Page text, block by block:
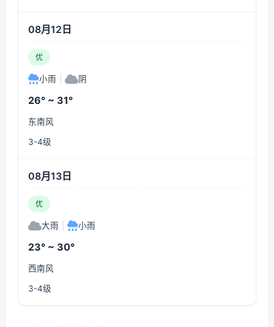
08月12日
优
小雨 阴
26° ~ 31°
东南风
3-4级
08月13日
优
大雨 小雨
23° ~ 30°
西南风
3-4级